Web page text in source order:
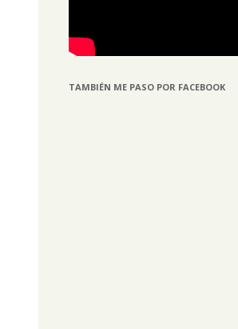
TAMBIÉN ME PASO POR FACEBOOK